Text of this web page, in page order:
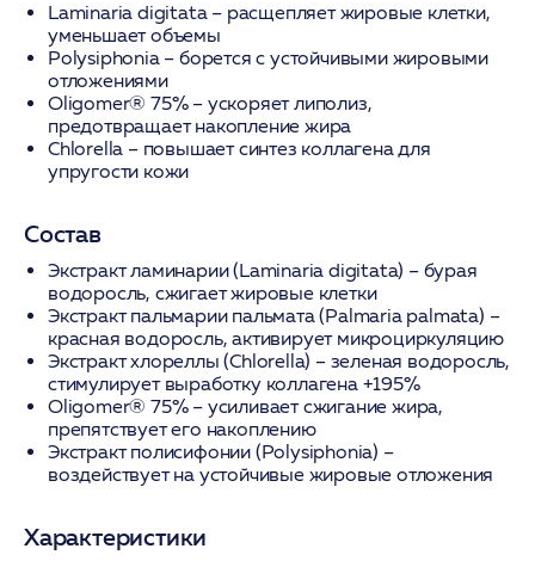
Laminaria digitata– расщепляет жировые клетки,
уменьшает объемы
Polysiphonia– борется с устойчивыми жировыми
отложениями
Oligomer® 75%– ускоряет липолиз,
предотвращает накопление жира
Chlorella – повышает синтез коллагена для
упругости кожи
Состав
Экстракт ламинарии (Laminaria digitata) – бурая
водоросль, сжигает жировые клетки
Экстракт пальмарии пальмата (Palmaria palmata) –
красная водоросль, активирует микроциркуляцию
Экстракт хлореллы (Chlorella) – зеленая водоросль,
стимулирует выработку коллагена +195%
Oligomer® 75% – усиливает сжигание жира,
препятствует его накоплению
Экстракт полисифонии (Polysiphonia) –
воздействует на устойчивые жировые отложения
Характеристики